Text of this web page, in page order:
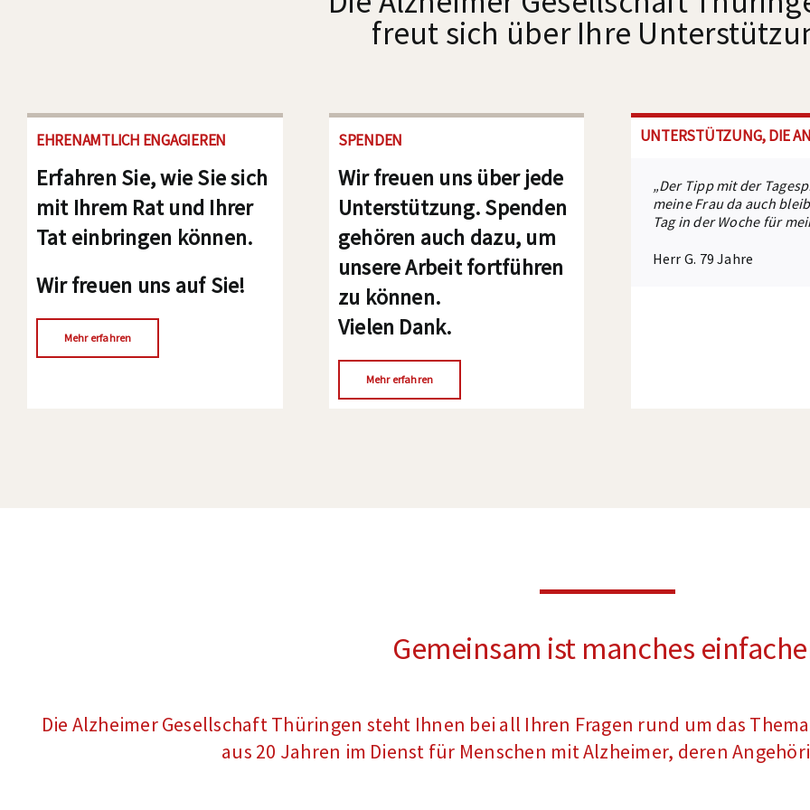
freut sich über Ihre
EHRENAMTLICH ENGAGIEREN
Erfahren Sie, wie Sie sich
mit Ihrem Rat und Ihrer
Tat einbringen können.
Wir freuen uns auf Sie!
Mehr erfahren
SPENDEN
Wir freuen uns über jede
Unterstützung. Spenden
gehören auch dazu, um
unsere Arbeit fortführen
zu können.
Vielen Dank.
Mehr erfahren
UNTERSTÜTZUNG, DIE
„Danke, das Sie sich
Frau H., 65 Jahre
„Diese
vorstellen, dass, wenn
Mann beschäftigt, ich
Frau M., 75 Jahre
„Ich bin so froh das ich
nächsten Schritte gehen
„Vielen Dank für die
über das Thema
„Der Tipp mit der
meine Frau da auch
Tag in der Woche für
Herr G. 79 Jahre
Gemeinsam ist manches
Die Alzheimer Gesellschaft Thüringen steht Ihnen bei all Ihren Fragen rund um das
aus 20 Jahren im Dienst für Menschen mit Alzheimer, deren